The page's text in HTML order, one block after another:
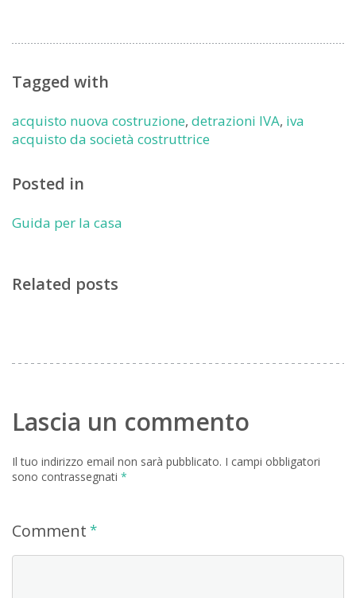
Tagged with
acquisto nuova costruzione, detrazioni IVA, iva
acquisto da società costruttrice
Posted in
Guida per la casa
Related posts
Lascia un commento
Il tuo indirizzo email non sarà pubblicato. I campi obbligatori
sono contrassegnati *
Comment *